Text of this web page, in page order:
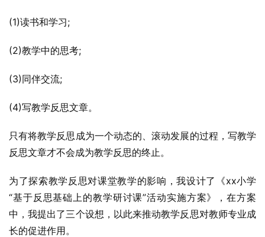
(1)读书和学习;
(2)教学中的思考;
(3)同伴交流;
(4)写教学反思文章。
只有将教学反思成为一个动态的、滚动发展的过程，写教学
反思文章才不会成为教学反思的终止。
为了探索教学反思对课堂教学的影响，我设计了《xx小学
“基于反思基础上的教学研讨课”活动实施方案》，在方案
中，我提出了三个设想，以此来推动教学反思对教师专业成
长的促进作用。